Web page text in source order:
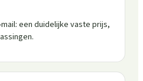
een duidelijke vaste prijs,